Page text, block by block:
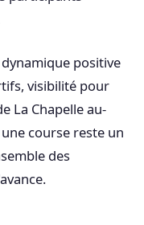
positive
visibilité pour
La Chapelle au-
course reste un
des